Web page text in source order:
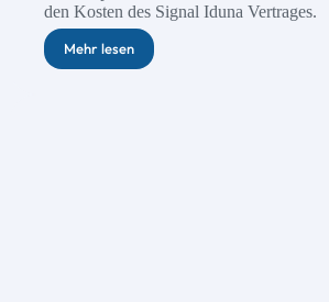
den Kosten des Signal Iduna Vertrages.
Mehr lesen